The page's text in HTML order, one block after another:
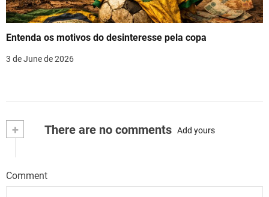
Entenda os motivos do desinteresse pela copa
3 de June de 2026
+ There are no comments Add yours
Comment